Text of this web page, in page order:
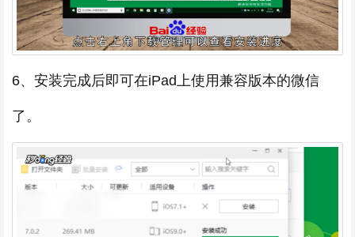
6、安装完成后即可在iPad上使用兼容版本的微信
了。